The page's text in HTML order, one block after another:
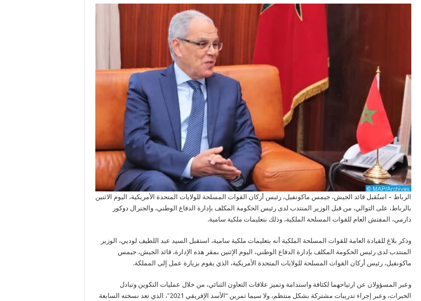
الرباط – استُقبل قائد الجيش، جيمس ماكونفيل، رئيس أركان القوات المسلحة للولايات المتحدة الأمريكية، اليوم الاثنين
بالرباط، على التوالي، من قبل الوزير المنتدب لدى رئيس الحكومة المكلف بإدارة الدفاع الوطني، والجنرال دوكور
دارمي، المفتش العام للقوات المسلحة الملكية، وذلك بتعليمات ملكية سامية.
وذكر بلاغ للقيادة العامة للقوات المسلحة الملكية أنه بتعليمات ملكية سامية، استقبل السيد عبد اللطيف لوديي، الوزير
المنتدب لدى رئيس الحكومة المكلف بإدارة الدفاع الوطني، اليوم الإثنين بمقر هذه الإدارة، قائد الجيش، جيمس
ماكونفيل، رئيس أركان القوات المسلحة للولايات المتحدة الأمريكية، الذي يقوم بزيارة عمل إلى المملكة.
وعبر المسؤولان عن ارتياحهما لكثافة واستدامة وتميز علاقات التعاون الثنائي، من خلال عمليات التكوين وتبادل
الخبرات، وعبر إجراء تدريبات مشتركة بشكل منتظم، ولا سيما تمرين “الأسد الإفريقي 2021″، الذي تعد نسخته السابعة